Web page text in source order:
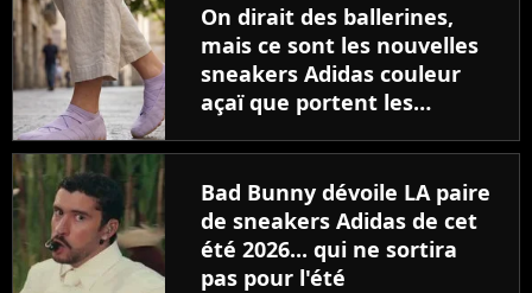
On dirait des ballerines,
mais ce sont les nouvelles
sneakers Adidas couleur
açaï que portent les
moment
Bad Bunny dévoile LA paire
de sneakers Adidas de cet
été 2026... qui ne sortira
pas pour l'été